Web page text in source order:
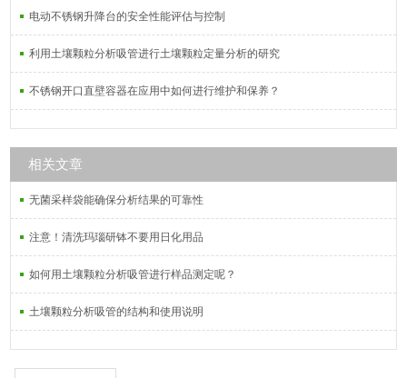
电动不锈钢升降台的安全性能评估与控制
利用土壤颗粒分析吸管进行土壤颗粒定量分析的研究
不锈钢开口直壁容器在应用中如何进行维护和保养？
相关文章
无菌采样袋能确保分析结果的可靠性
注意！清洗玛瑙研钵不要用日化用品
如何用土壤颗粒分析吸管进行样品测定呢？
土壤颗粒分析吸管的结构和使用说明